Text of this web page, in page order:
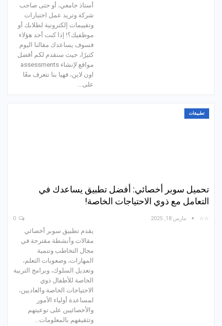
أستاذ جامعي، أو حتى صاحب
شركة وتريد عمل اختبارات
وتقييمات إلكترونية لطلابك أو
موظفيك؟! إذا كنت أحد هؤلاء
فسوف يساعدك مقالنا اليوم
كثيرًا، حيث سنقدم لكم أفضل
مواقع لإنشاء assessments
اون لاين، فهيا بنا نتعرف معًا
على…
تطبيقات
تحميل سوبر أخصائي: أفضل تطبيق يساعدك في
التعامل مع ذوي الاحتياجات الخاصة!
☆☆ مارس 18, 2025
يقدم تطبيق سوبر أخصائي
مقالات وأنشطة مقترحة في
مجال التخاطب وتنمية
المهارات، وصعوبات التعلم،
وتعديل السلوك، وبرامج التربية
الخاصة للأطفال ذوي
الاحتياجات الخاصة والعاديين،
لمساعدة أولياء الأمور
والأخصائيين على توعيتهم
وتثقيفهم بالمعلومات…